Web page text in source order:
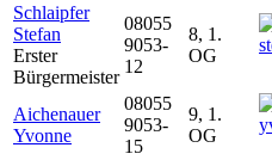
Schlaipfer
Stefan
Erster
Bürgermeister
08055
9053-
12
8, 1.
OG
Aichenauer
Yvonne
08055
9053-
15
9, 1.
OG